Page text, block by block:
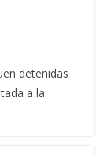
detenidas
a la